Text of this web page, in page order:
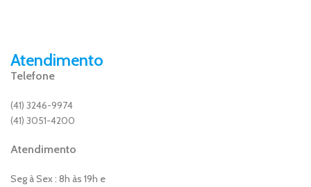
Atendimento
Telefone
(41) 3246-9974
(41) 3051-4200
Atendimento
Seg à Sex : 8h às 19h e